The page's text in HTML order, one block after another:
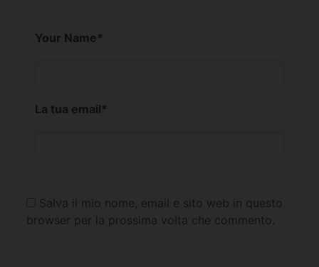
Your Name*
La tua email*
Salva il mio nome, email e sito web in questo
browser per la prossima volta che commento.